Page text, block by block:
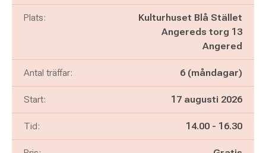
Plats:
Kulturhuset Blå Stället
Angereds torg 13
Angered
Antal träffar: 6 (måndagar)
Start: 17 augusti 2026
Tid: Pågår mellan
14.00 - och
16.30